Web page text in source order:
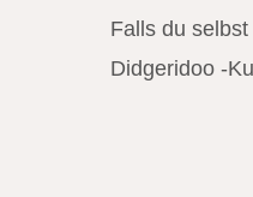
Falls du
Didgeridoo -